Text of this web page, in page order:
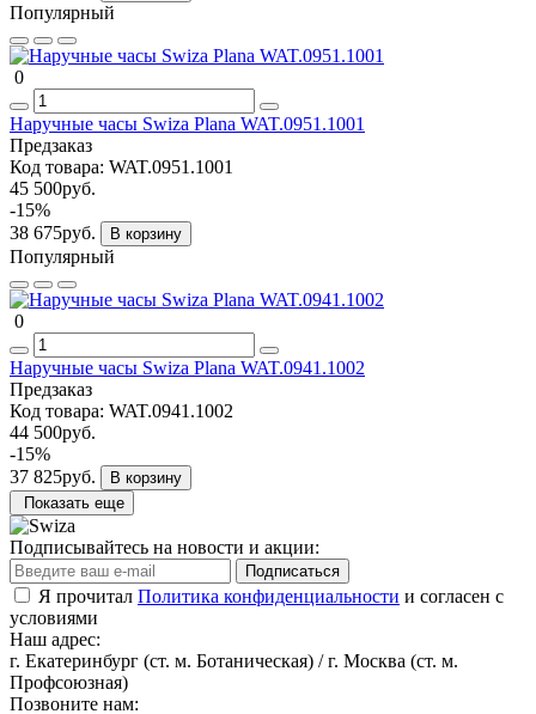
Популярный
0
Наручные часы Swiza Plana WAT.0951.1001
Предзаказ
Код товара: WAT.0951.1001
45 500руб.
-15%
38 675руб.
В корзину
Популярный
0
Наручные часы Swiza Plana WAT.0941.1002
Предзаказ
Код товара: WAT.0941.1002
44 500руб.
-15%
37 825руб.
В корзину
Показать еще
Подписывайтесь на новости и акции:
Подписаться
Я прочитал Политика конфиденциальности и согласен с
условиями
Наш адрес:
г. Екатеринбург (ст. м. Ботаническая) / г. Москва (ст. м.
Профсоюзная)
Позвоните нам: